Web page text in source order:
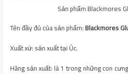
Sản phẩm Blackmores
Tên đầy đủ của sản phẩm:Blackmores
Xuất xứ: sản xuất tại Úc.
Hãng sản xuất: là 1 trong những con